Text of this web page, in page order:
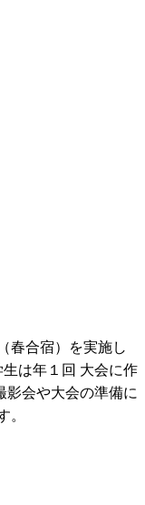
春合宿）を実施し
は年１回 大会に作
影会や大会の準備に
。